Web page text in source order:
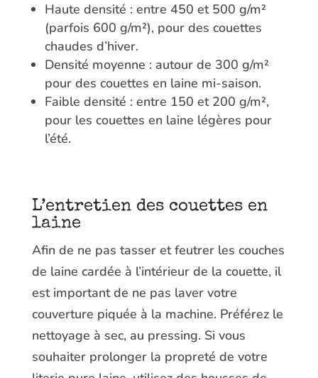
Haute densité : entre 450 et 500 g/m²
(parfois 600 g/m²), pour des couettes
chaudes d’hiver.
Densité moyenne : autour de 300 g/m²
pour des couettes en laine mi-saison.
Faible densité : entre 150 et 200 g/m²,
pour les couettes en laine légères pour
l’été.
L’entretien des couettes en
laine
Afin de ne pas tasser et feutrer les couches
de laine cardée à l’intérieur de la couette, il
est important de ne pas laver votre
couverture piquée à la machine. Préférez le
nettoyage à sec, au pressing. Si vous
souhaiter prolonger la propreté de votre